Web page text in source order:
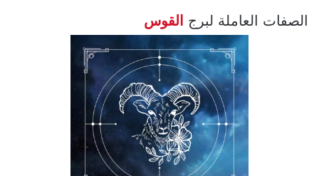
الصفات العاملة لبرج القوس